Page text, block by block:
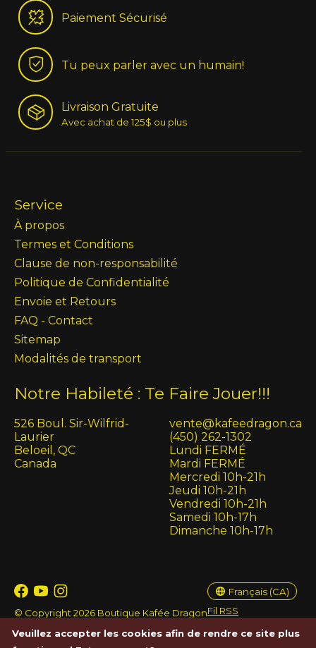
Paiement Sécurisé
Tu peux parler avec un humain!
Livraison Gratuite
Avec achat de 125$ ou plus
Service
À propos
Termes et Conditions
Clause de non-responsabilité
Politique de Confidentialité
Envoie et Retours
FAQ - Contact
Sitemap
Modalités de transport
Notre Habileté : Te Faire Jouer!!!
526 Boul. Sir-Wilfrid-
Laurier
Beloeil, QC
Canada
vente@kafeedragon.ca
(450) 262-1302
Lundi FERMÉ
Mardi FERMÉ
Mercredi 10h-21h
Jeudi 10h-21h
Vendredi 10h-21h
Samedi 10h-17h
Dimanche 10h-17h
© Copyright 2026 Boutique Kafée DragonFil RSS
Français (CA)
English (US)
Veuillez accepter les cookies afin de rendre ce site plus